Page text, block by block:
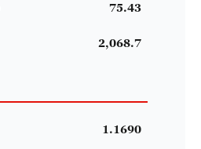
75.43
2,068.7
1.1690